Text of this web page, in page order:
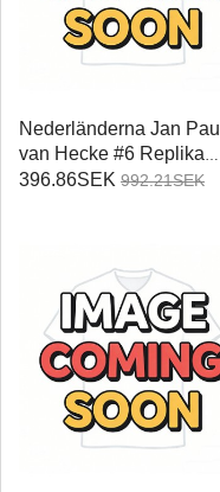
Nederländerna Jan Paul
van Hecke #6 Replika
Hemmatröja Damer VM
396.86SEK 992.21SEK